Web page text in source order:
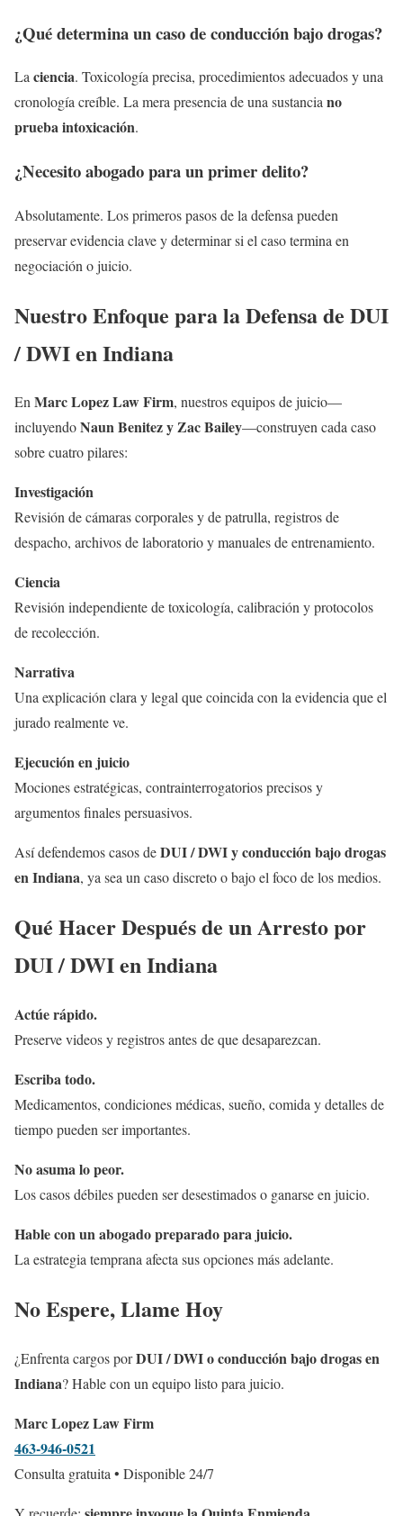
¿Qué determina un caso de conducción bajo drogas?
Laciencia. Toxicología precisa, procedimientos adecuados y una
cronología creíble. La mera presencia de una sustanciano
prueba intoxicación.
¿Necesito abogado para un primer delito?
Absolutamente. Los primeros pasos de la defensa pueden
preservar evidencia clave y determinar si el caso termina en
negociación o juicio.
Nuestro Enfoque para la Defensa de DUI
/ DWI en Indiana
EnMarc Lopez Law Firm, nuestros equipos de juicio—
incluyendoNaun Benitez y Zac Bailey—construyen cada caso
sobre cuatro pilares:
Investigación
Revisión de cámaras corporales y de patrulla, registros de
despacho, archivos de laboratorio y manuales de entrenamiento.
Ciencia
Revisión independiente de toxicología, calibración y protocolos
de recolección.
Narrativa
Una explicación clara y legal que coincida con la evidencia que el
jurado realmente ve.
Ejecución en juicio
Mociones estratégicas, contrainterrogatorios precisos y
argumentos finales persuasivos.
Así defendemos casos deDUI / DWI y conducción bajo drogas
en Indiana, ya sea un caso discreto o bajo el foco de los medios.
Qué Hacer Después de un Arresto por
DUI / DWI en Indiana
Actúe rápido.
Preserve videos y registros antes de que desaparezcan.
Escriba todo.
Medicamentos, condiciones médicas, sueño, comida y detalles de
tiempo pueden ser importantes.
No asuma lo peor.
Los casos débiles pueden ser desestimados o ganarse en juicio.
Hable con un abogado preparado para juicio.
La estrategia temprana afecta sus opciones más adelante.
No Espere, Llame Hoy
¿Enfrenta cargos porDUI / DWI o conducción bajo drogas en
Indiana? Hable con un equipo listo para juicio.
Marc Lopez Law Firm
463-946-0521
Consulta gratuita • Disponible 24/7